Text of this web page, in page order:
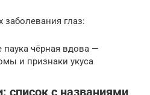
глаз:
паука чёрная вдова —
и признаки укуса
список с названиями